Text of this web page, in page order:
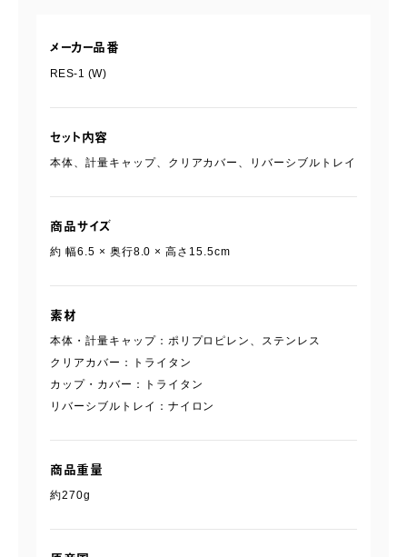
メーカー品番
RES-1 (W)
セット内容
本体、計量キャップ、クリアカバー、リバーシブルトレイ
商品サイズ
約 幅6.5 × 奥行8.0 × 高さ15.5cm
素材
本体・計量キャップ：ポリプロピレン、ステンレス
クリアカバー：トライタン
カップ・カバー：トライタン
リバーシブルトレイ：ナイロン
商品重量
約270g